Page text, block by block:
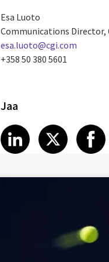
Esa Luoto
Communications Director,
esa.luoto@cgi.com
+358 50 380 5601
Jaa
Share article
LinkedIn
Share
X